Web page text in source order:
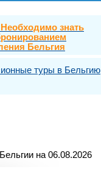
Необходимо знать
Бельгия
туры в Бельгию
на 06.08.2026